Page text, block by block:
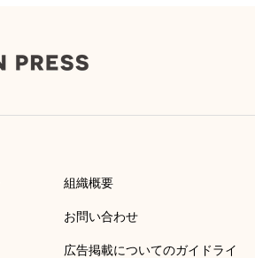
組織概要
お問い合わせ
広告掲載についてのガイドライ